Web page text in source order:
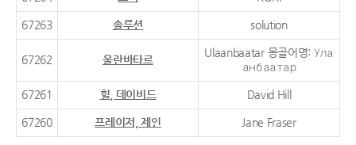
67263 솔루션 solution
67262 울란바타르
Ulaanbaatar 몽골어명: Ула
анбаатар
67261 힐, 데이비드 David Hill
67260 프레이저, 제인 Jane Fraser